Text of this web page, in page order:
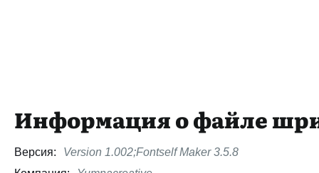
Информация о файле
Версия:
Version 1.002;Fontself Maker 3.5.8